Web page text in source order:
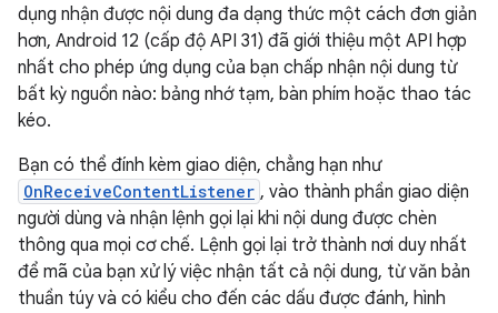
dụng nhận được nội dung đa dạng thức một cách đơn giản
hơn, Android 12 (cấp độ API 31) đã giới thiệu một API hợp
nhất cho phép ứng dụng của bạn chấp nhận nội dung từ
bất kỳ nguồn nào: bảng nhớ tạm, bàn phím hoặc thao tác
kéo.
Bạn có thể đính kèm giao diện, chẳng hạn như
OnReceiveContentListener , vào thành phần giao diện
người dùng và nhận lệnh gọi lại khi nội dung được chèn
thông qua mọi cơ chế. Lệnh gọi lại trở thành nơi duy nhất
để mã của bạn xử lý việc nhận tất cả nội dung, từ văn bản
thuần túy và có kiểu cho đến các dấu được đánh, hình